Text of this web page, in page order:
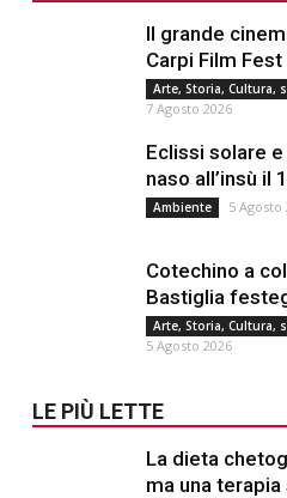
Il grande
Carpi Film
Arte, Storia, Cultura,
7 Agosto 2026
Eclissi solare
naso all’insù il
Ambiente 5 Agosto
Cotechino a
Bastiglia
Arte, Storia, Cultura,
5 Agosto 2026
LE PIÙ LETTE
La dieta
ma una terapia